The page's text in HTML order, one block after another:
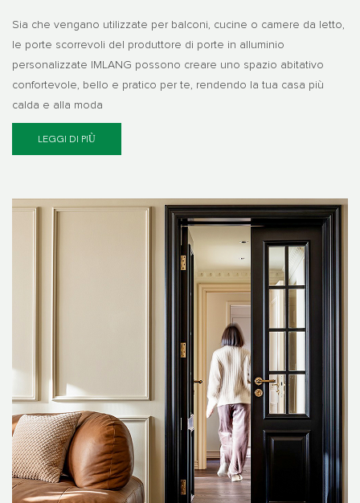
Sia che vengano utilizzate per balconi, cucine o camere da letto,
le porte scorrevoli del produttore di porte in alluminio
personalizzate IMLANG possono creare uno spazio abitativo
confortevole, bello e pratico per te, rendendo la tua casa più
calda e alla moda
LEGGI DI PIÙ